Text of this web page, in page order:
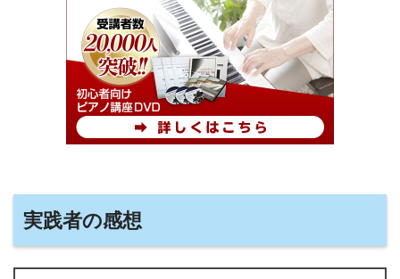
実践者の感想